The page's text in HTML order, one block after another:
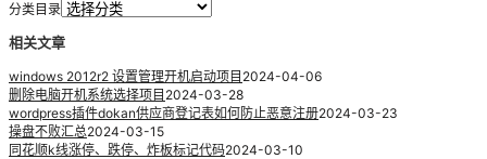
分类目录
相关文章
windows 2012r2 设置管理开机启动项目 2024-04-06
删除电脑开机系统选择项目 2024-03-28
wordpress插件dokan供应商登记表如何防止恶意注册2024-03-23
操盘不败汇总2024-03-15
同花顺k线涨停、跌停、炸板标记代码2024-03-10